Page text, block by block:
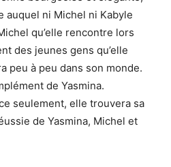
auquel ni Michel ni Kabyle
qu’elle rencontre lors
des jeunes gens qu’elle
peu à peu dans son monde.
de Yasmina.
seulement, elle trouvera sa
de Yasmina, Michel et